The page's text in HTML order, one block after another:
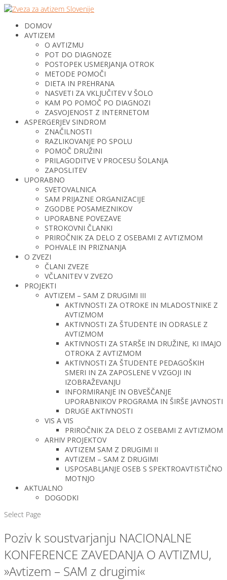
DOMOV
AVTIZEM
O AVTIZMU
POT DO DIAGNOZE
POSTOPEK USMERJANJA OTROK
METODE POMOČI
DIETA IN PREHRANA
NASVETI ZA VKLJUČITEV V ŠOLO
KAM PO POMOČ PO DIAGNOZI
ZASVOJENOST Z INTERNETOM
ASPERGERJEV SINDROM
ZNAČILNOSTI
RAZLIKOVANJE PO SPOLU
POMOČ DRUŽINI
PRILAGODITVE V PROCESU ŠOLANJA
ZAPOSLITEV
UPORABNO
SVETOVALNICA
SAM PRIJAZNE ORGANIZACIJE
ZGODBE POSAMEZNIKOV
UPORABNE POVEZAVE
STROKOVNI ČLANKI
PRIROČNIK ZA DELO Z OSEBAMI Z AVTIZMOM
POHVALE IN PRIZNANJA
O ZVEZI
ČLANI ZVEZE
VČLANITEV V ZVEZO
PROJEKTI
AVTIZEM – SAM Z DRUGIMI III
AKTIVNOSTI ZA OTROKE IN MLADOSTNIKE Z
AVTIZMOM
AKTIVNOSTI ZA ŠTUDENTE IN ODRASLE Z
AVTIZMOM
AKTIVNOSTI ZA STARŠE IN DRUŽINE, KI IMAJO
OTROKA Z AVTIZMOM
AKTIVNOSTI ZA ŠTUDENTE PEDAGOŠKIH
SMERI IN ZA ZAPOSLENE V VZGOJI IN
IZOBRAŽEVANJU
INFORMIRANJE IN OBVEŠČANJE
UPORABNIKOV PROGRAMA IN ŠIRŠE JAVNOSTI
DRUGE AKTIVNOSTI
VIS A VIS
PRIROČNIK ZA DELO Z OSEBAMI Z AVTIZMOM
ARHIV PROJEKTOV
AVTIZEM SAM Z DRUGIMI II
AVTIZEM – SAM Z DRUGIMI
USPOSABLJANJE OSEB S SPEKTROAVTISTIČNO
MOTNJO
AKTUALNO
DOGODKI
Select Page
Poziv k soustvarjanju NACIONALNE
KONFERENCE ZAVEDANJA O AVTIZMU,
»Avtizem – SAM z drugimi«